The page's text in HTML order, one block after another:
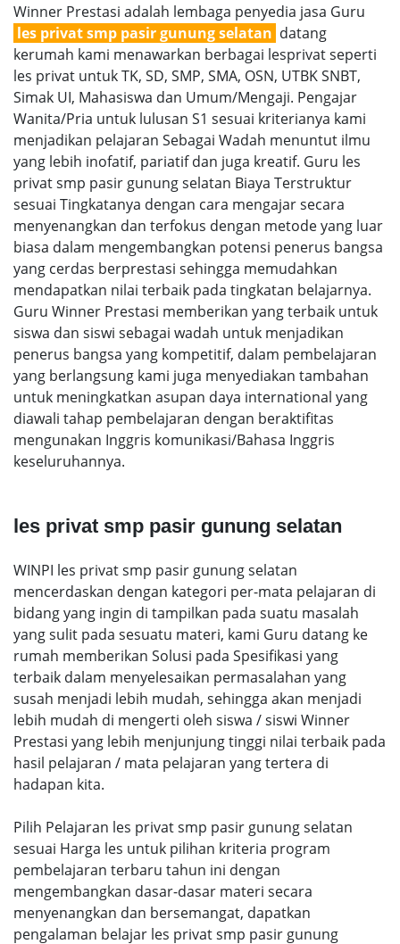
Winner Prestasi adalah lembaga penyedia jasa Guru
les privat smp pasir gunung selatan datang
kerumah kami menawarkan berbagai lesprivat seperti
les privat untuk TK, SD, SMP, SMA, OSN, UTBK SNBT,
Simak UI, Mahasiswa dan Umum/Mengaji. Pengajar
Wanita/Pria untuk lulusan S1 sesuai kriterianya kami
menjadikan pelajaran Sebagai Wadah menuntut ilmu
yang lebih inofatif, pariatif dan juga kreatif. Guru les
privat smp pasir gunung selatan Biaya Terstruktur
sesuai Tingkatanya dengan cara mengajar secara
menyenangkan dan terfokus dengan metode yang luar
biasa dalam mengembangkan potensi penerus bangsa
yang cerdas berprestasi sehingga memudahkan
mendapatkan nilai terbaik pada tingkatan belajarnya.
Guru Winner Prestasi memberikan yang terbaik untuk
siswa dan siswi sebagai wadah untuk menjadikan
penerus bangsa yang kompetitif, dalam pembelajaran
yang berlangsung kami juga menyediakan tambahan
untuk meningkatkan asupan daya international yang
diawali tahap pembelajaran dengan beraktifitas
mengunakan Inggris komunikasi/Bahasa Inggris
keseluruhannya.
les privat smp pasir gunung selatan
WINPI les privat smp pasir gunung selatan
mencerdaskan dengan kategori per-mata pelajaran di
bidang yang ingin di tampilkan pada suatu masalah
yang sulit pada sesuatu materi, kami Guru datang ke
rumah memberikan Solusi pada Spesifikasi yang
terbaik dalam menyelesaikan permasalahan yang
susah menjadi lebih mudah, sehingga akan menjadi
lebih mudah di mengerti oleh siswa / siswi Winner
Prestasi yang lebih menjunjung tinggi nilai terbaik pada
hasil pelajaran / mata pelajaran yang tertera di
hadapan kita.
Pilih Pelajaran les privat smp pasir gunung selatan
sesuai Harga les untuk pilihan kriteria program
pembelajaran terbaru tahun ini dengan
mengembangkan dasar-dasar materi secara
menyenangkan dan bersemangat, dapatkan
pengalaman belajar les privat smp pasir gunung